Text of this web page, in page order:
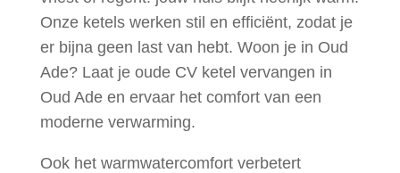
Onze ketels werken stil en efficiënt, zodat je
er bijna geen last van hebt. Woon je in Oud
Ade? Laat je oude CV ketel vervangen in
Oud Ade en ervaar het comfort van een
moderne verwarming.
Ook het warmwatercomfort verbetert